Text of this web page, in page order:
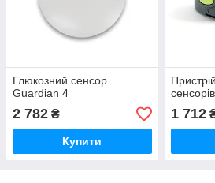
Глюкозний сенсор
Guardian 4
2 782 ₴
Купити
1 712